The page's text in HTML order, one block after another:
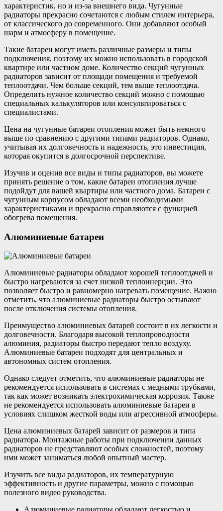
характеристик, но и из-за внешнего вида. Чугунные
радиаторы прекрасно сочетаются с любым стилем интерьера,
от классического до современного. Они добавляют особый
шарм и атмосферу в помещение.
Такие батареи могут иметь различные размеры и типы
подключения, поэтому их можно использовать в городской
квартире или частном доме. Количество секций чугунных
радиаторов зависит от площади помещения и требуемой
теплоотдачи. Чем больше секций, тем выше теплоотдача.
Определить нужное количество секций можно с помощью
специальных калькуляторов или консультироваться с
специалистами.
Цена на чугунные батареи отопления может быть немного
выше по сравнению с другими типами радиаторов. Однако,
учитывая их долговечность и надежность, это инвестиция,
которая окупится в долгосрочной перспективе.
Изучив и оценив все виды и типы радиаторов, вы можете
принять решение о том, какие батареи отопления лучше
подойдут для вашей квартиры или частного дома. Батареи с
чугунным корпусом обладают всеми необходимыми
характеристиками и прекрасно справляются с функцией
обогрева помещения.
Алюминиевые батареи
Алюминиевые радиаторы обладают хорошей теплоотдачей и
быстро нагреваются за счет низкой теплоинерции. Это
позволяет быстро и равномерно нагревать помещение. Важно
отметить, что алюминиевые радиаторы быстро остывают
после отключения системы отопления.
Преимущество алюминиевых батарей состоит в их легкости и
долговечности. Благодаря высокой теплопроводности
алюминия, радиаторы быстро передают тепло воздуху.
Алюминиевые батареи подходят для центральных и
автономных систем отопления.
Однако следует отметить, что алюминиевые радиаторы не
рекомендуется использовать в системах с медными трубками,
так как может возникать электрохимическая коррозия. Также
не рекомендуется использовать алюминиевые батареи в
условиях слишком жесткой воды или агрессивной атмосферы.
Цена алюминиевых батарей зависит от размеров и типа
радиатора. Монтажные работы при подключении данных
радиаторов не представляют особых сложностей, поэтому
ими может заниматься любой опытный мастер.
Изучить все виды радиаторов, их температурную
эффективность и другие параметры, можно с помощью
полезного видео руководства.